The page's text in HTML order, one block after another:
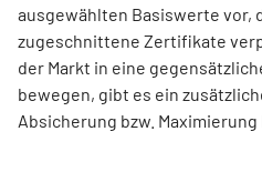
ausgewählten Basiswerte vor,
zugeschnittene Zertifikate
der Markt in eine
bewegen, gibt es ein
Absicherung bzw.